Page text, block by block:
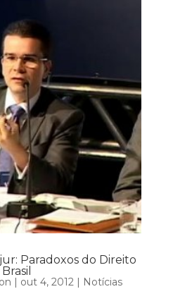
Paradoxos do Direito
| out 4, 2012| Notícias